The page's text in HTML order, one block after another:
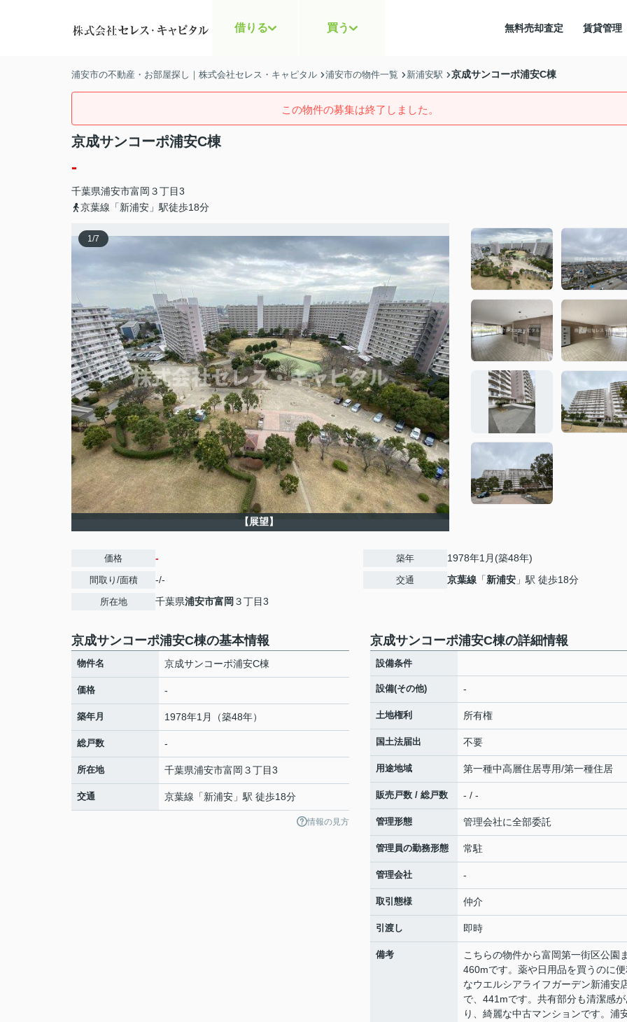
借りる 買う 無料売却査定 賃貸管
浦安市の不動産・お部屋探し｜株式会社セレス・キャピタル 浦安市の物件一覧 新浦安駅 京成サンコーポ浦安C棟
この物件の募集は終了しました。
京成サンコーポ浦安C棟
-
千葉県浦安市富岡 ３丁目3
京葉線「新浦安」駅徒歩18分
1/7
【展望】
価格 -
間取り/面積 -/-
所在地 千葉県浦安市富岡 ３丁目3
築年 1978年1月(築48年)
交通 京葉線 「新浦安 」駅 徒歩18分
京成サンコーポ浦安C棟の基本情報
物件名 京成サンコーポ浦安C棟
価格 -
築年月 1978年1月（築48年）
総戸数 -
所在地 千葉県浦安市富岡 ３丁目3
交通 京葉線 「新浦安 」駅 徒歩18分
情報の見方
京成サンコーポ浦安C棟の詳細情報
設備条件
設備(その他) -
土地権利 所有権
国土法届出 不要
用途地域 第一種中高層住居専用/第一種住居
販売戸数 / 総戸数 - / -
管理形態 管理会社に全部委託
管理員の勤務形態 常駐
管理会社 -
取引態様 仲介
引渡し 即時
備考
こちらの物件から富岡第一街区公園
460mです。薬や日用品を買うのに便
なウエルシアライフガーデン新浦安
で、441mです。共有部分も清潔感が
り、綺麗な中古マンションです。浦